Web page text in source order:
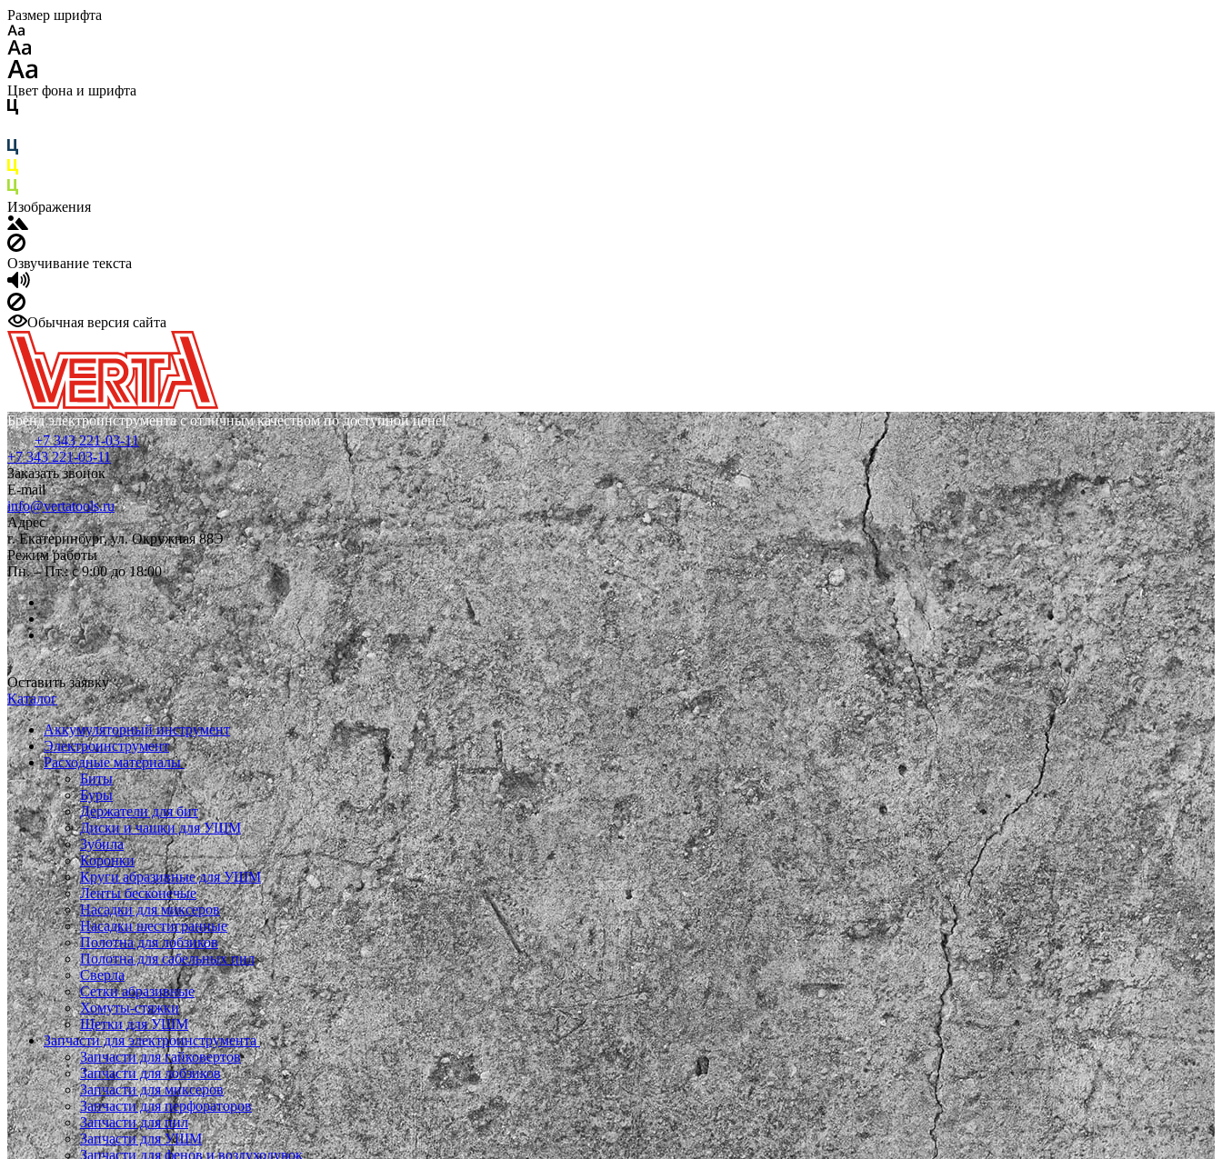
Размер шрифта
Цвет фона и шрифта
Изображения
Озвучивание текста
Обычная версия сайта
Бренд электроинструмента с отличным качеством по доступной цене!
+7 343 221-03-11
+7 343 221-03-11
Заказать звонок
E-mail
info@vertatools.ru
Адрес
г. Екатеринбург, ул. Окружная 88Э
Режим работы
Пн. – Пт.: с 9:00 до 18:00
Оставить заявку
Каталог
Аккумуляторный инструмент
Электроинструмент
Расходные материалы
Биты
Буры
Держатели для бит
Диски и чашки для УШМ
Зубила
Коронки
Круги абразивные для УШМ
Ленты бесконечые
Насадки для миксеров
Насадки шестигранные
Полотна для лобзиков
Полотна для сабельных пил
Сверла
Сетки абразивные
Хомуты-стяжки
Щетки для УШМ
Запчасти для электроинструмента
Запчасти для гайковертов
Запчасти для лобзиков
Запчасти для миксеров
Запчасти для перфораторов
Запчасти для пил
Запчасти для УШМ
Запчасти для фенов и воздуходувок